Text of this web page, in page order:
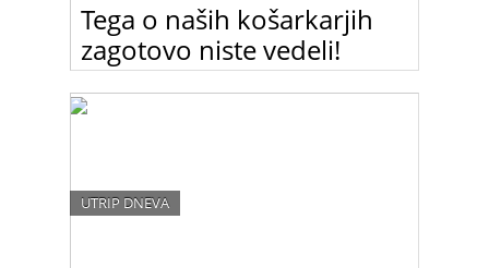
Tega o naših košarkarjih
zagotovo niste vedeli!
Pogorelčnik je naredila numerološko analizo naših
košarkarskih reprezentantov in prišla do izjemno
UTRIP DNEVA